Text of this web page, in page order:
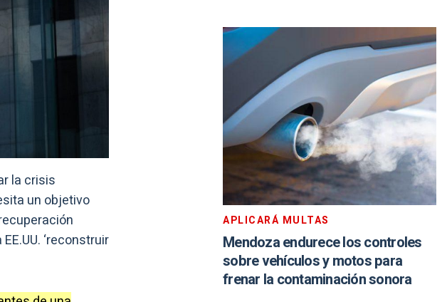
la crisis
un objetivo
‘reconstruir
APLICARÁ MULTAS
Mendoza endurece los controles
sobre vehículos y motos para
frenar la contaminación sonora